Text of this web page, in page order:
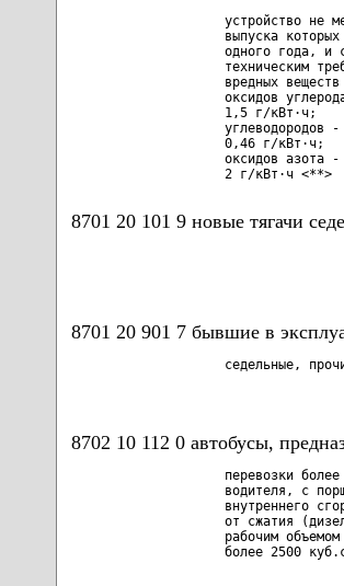
устройство не
выпуска
одного года, и
техническим
вредных
оксидов
                    1,5 г/кВт·ч;
углеводородов -
                    0,46 г/кВт·ч;
оксидов азота -
8701 20 101 9 новые тягачи
8701 20 901 7 бывшие в
седельные,
8702 10 112 0 автобусы,
перевозки
водителя, с
внутреннего
от сжатия
рабочим